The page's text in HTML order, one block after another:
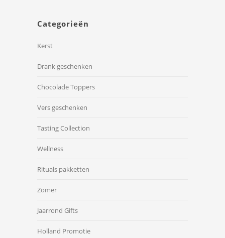
Categorieën
Kerst
Drank geschenken
Chocolade Toppers
Vers geschenken
Tasting Collection
Wellness
Rituals pakketten
Zomer
Jaarrond Gifts
Holland Promotie